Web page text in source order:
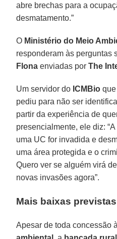
abre brechas para a
desmatamento.”
O Ministério do Meio
responderam às perguntas
Flona enviadas porThe
Um servidor do ICMBio
pediu para não ser
partir da experiência de
presencialmente, ele diz:
uma UC for invadida e
uma área protegida e o
Quero ver se alguém virá
novas invasões agora”.
Mais baixas
Apesar de toda concessão